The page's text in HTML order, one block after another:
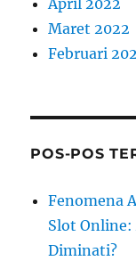
April 2022
Maret 2022
Februari
POS-POS
Fenomena
Slot Online:
Diminati?